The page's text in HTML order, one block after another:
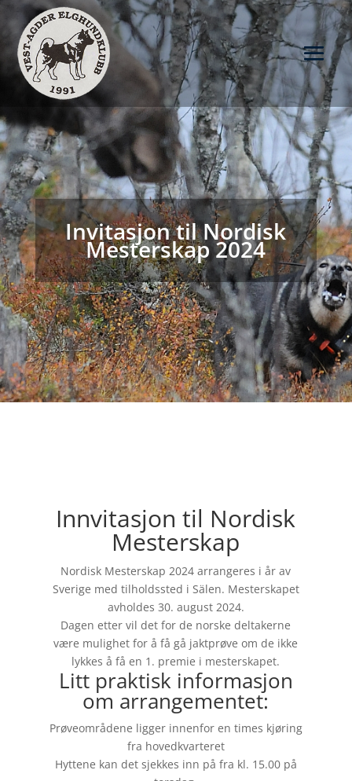
Invitasjon til Nordisk
Mesterskap 2024
Innvitasjon til Nordisk
Mesterskap
Nordisk Mesterskap 2024 arrangeres i år av
Sverige med tilholdssted i Sälen. Mesterskapet
avholdes 30. august 2024.
Dagen etter vil det for de norske deltakerne
være mulighet for å få gå jaktprøve om de ikke
lykkes å få en 1. premie i mesterskapet.
Litt praktisk informasjon
om arrangementet:
Prøveområdene ligger innenfor en times kjøring
fra hovedkvarteret
Hyttene kan det sjekkes inn på fra kl. 15.00 på